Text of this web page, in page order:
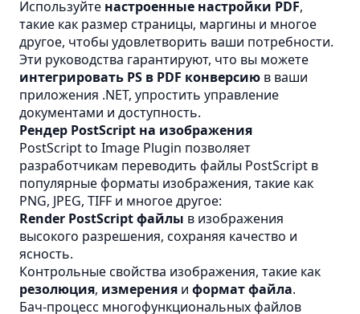
Используйте настроенные настройки PDF,
такие как размер страницы, маргины и многое
другое, чтобы удовлетворить ваши потребности.
Эти руководства гарантируют, что вы можете
интегрировать PS в PDF конверсию в ваши
приложения .NET, упростить управление
документами и доступность.
Рендер PostScript на изображения
PostScript to Image Plugin позволяет
разработчикам переводить файлы PostScript в
популярные форматы изображения, такие как
PNG, JPEG, TIFF и многое другое:
Render PostScript файлы в изображения
высокого разрешения, сохраняя качество и
ясность.
Контрольные свойства изображения, такие как
резолюция, измерения и формат файла.
Бач-процесс многофункциональных файлов